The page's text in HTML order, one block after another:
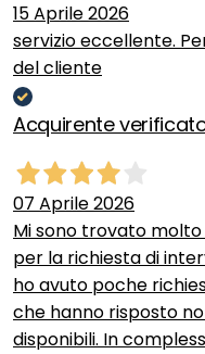
15 Aprile 2026
servizio eccellente.
del cliente
Acquirente
07 Aprile 2026
Mi sono trovato
per la richiesta di
ho avuto poche
che hanno risposto
disponibili. In